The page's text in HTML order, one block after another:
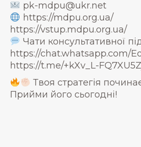
pk-mdpu@ukr.net
https://mdpu.org.ua/
https://vstup.mdpu.org.ua/
Чати консультативної
https://chat.whatsapp.com/
https://t.me/+kXv_L-
Твоя стратегія
Прийми його сьогодні!